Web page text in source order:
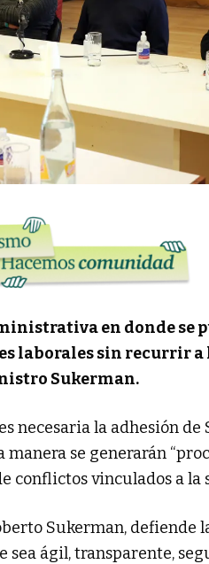
en donde se
laborales sin recurrir a
Sukerman.
necesaria la adhesión de
manera se generarán
conflictos vinculados a la
Sukerman, defiende
sea ágil, transparente,